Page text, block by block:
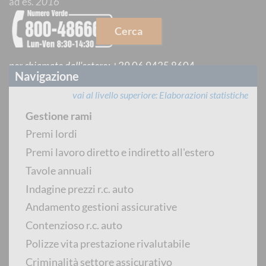
Cerca
Navigazione
vai al livello superiore Elaborazioni statistiche
Gestione rami
Premi lordi
Premi lavoro diretto e indiretto all'estero
Tavole annuali
Indagine prezzi r.c. auto
Andamento gestioni assicurative
Contenzioso r.c. auto
Polizze vita prestazione rivalutabile
Criminalità settore assicurativo
per chiamate dall'estero: +39 06 9435 8604
CONTACT CENTER INTERMEDIARI
dal lunedì al venerdì dalle 8:30 alle 14:30
PREVENTIVATORE PUBBLICO